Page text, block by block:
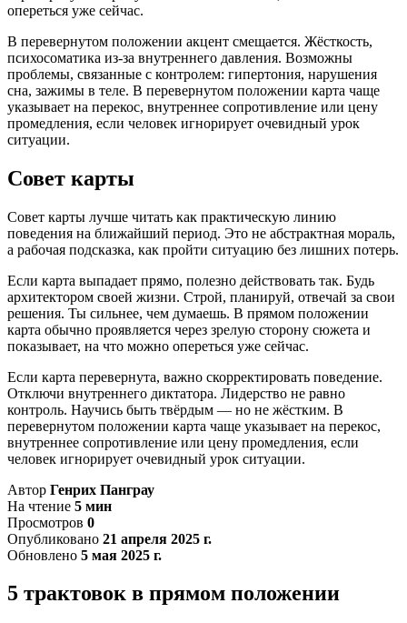
опереться уже сейчас.
В перевернутом положении акцент смещается. Жёсткость,
психосоматика из-за внутреннего давления. Возможны
проблемы, связанные с контролем: гипертония, нарушения
сна, зажимы в теле. В перевернутом положении карта чаще
указывает на перекос, внутреннее сопротивление или цену
промедления, если человек игнорирует очевидный урок
ситуации.
Совет карты
Совет карты лучше читать как практическую линию
поведения на ближайший период. Это не абстрактная мораль,
а рабочая подсказка, как пройти ситуацию без лишних потерь.
Если карта выпадает прямо, полезно действовать так. Будь
архитектором своей жизни. Строй, планируй, отвечай за свои
решения. Ты сильнее, чем думаешь. В прямом положении
карта обычно проявляется через зрелую сторону сюжета и
показывает, на что можно опереться уже сейчас.
Если карта перевернута, важно скорректировать поведение.
Отключи внутреннего диктатора. Лидерство не равно
контроль. Научись быть твёрдым — но не жёстким. В
перевернутом положении карта чаще указывает на перекос,
внутреннее сопротивление или цену промедления, если
человек игнорирует очевидный урок ситуации.
Автор Генрих Панграу
На чтение 5 мин
Просмотров 0
Опубликовано 21 апреля 2025 г.
Обновлено 5 мая 2025 г.
5 трактовок в прямом положении